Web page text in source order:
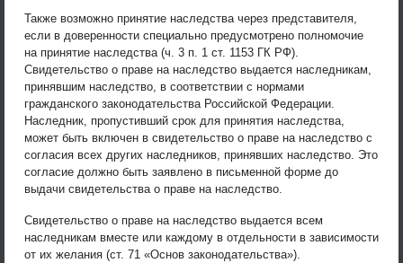
Также возможно принятие наследства через представителя,
если в доверенности специально предусмотрено полномочие
на принятие наследства (ч. 3 п. 1 ст. 1153 ГК РФ).
Свидетельство о праве на наследство выдается наследникам,
принявшим наследство, в соответствии с нормами
гражданского законодательства Российской Федерации.
Наследник, пропустивший срок для принятия наследства,
может быть включен в свидетельство о праве на наследство с
согласия всех других наследников, принявших наследство. Это
согласие должно быть заявлено в письменной форме до
выдачи свидетельства о праве на наследство.
Свидетельство о праве на наследство выдается всем
наследникам вместе или каждому в отдельности в зависимости
от их желания (ст. 71 «Основ законодательства»).